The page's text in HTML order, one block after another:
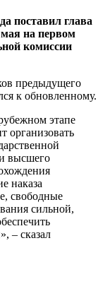
поставил глава
на первом
комиссии
предыдущего
к обновленному.
этапе
организовать
высшего
наказа
свободные
сильной,
– сказал